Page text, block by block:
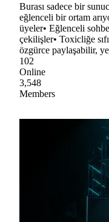
Burası sadece bir
eğlenceli bir ortam
üyeler• Eğlenceli
çekilişler• Toxicliğe
özgürce paylaşabilir,
102
Online
3,548
Members